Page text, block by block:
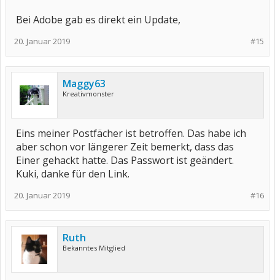
Bei Adobe gab es direkt ein Update,
#15
20. Januar 2019
Maggy63
Kreativmonster
Eins meiner Postfächer ist betroffen. Das habe ich
aber schon vor längerer Zeit bemerkt, dass das
Einer gehackt hatte. Das Passwort ist geändert.
Kuki, danke für den Link.
#16
20. Januar 2019
Ruth
Bekanntes Mitglied